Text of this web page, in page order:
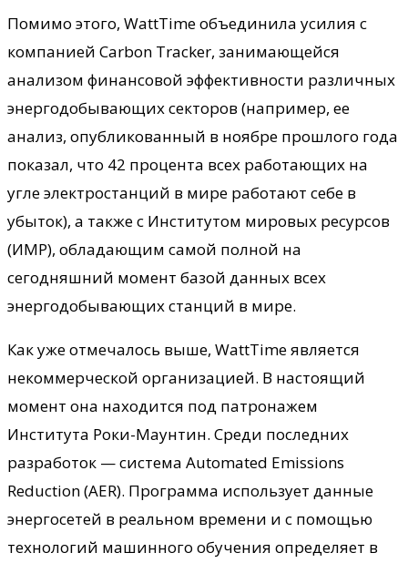
Помимо этого, WattTime объединила усилия с
компанией Carbon Tracker, занимающейся
анализом финансовой эффективности различных
энергодобывающих секторов (например, ее
анализ, опубликованный в ноябре прошлого года
показал, что 42 процента всех работающих на
угле электростанций в мире работают себе в
убыток), а также с Институтом мировых ресурсов
(ИМР), обладающим самой полной на
сегодняшний момент базой данных всех
энергодобывающих станций в мире.
Как уже отмечалось выше, WattTime является
некоммерческой организацией. В настоящий
момент она находится под патронажем
Института Роки-Маунтин. Среди последних
разработок — система Automated Emissions
Reduction (AER). Программа использует данные
энергосетей в реальном времени и с помощью
технологий машинного обучения определяет в